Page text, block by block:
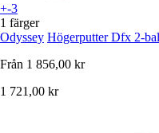
+-3
1 färger
Odyssey Högerputter Dfx 2-
Från 1 856,00 kr
1 721,00 kr